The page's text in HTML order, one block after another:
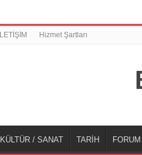
İLETİŞİM Hizmet Şartları
KÜLTÜR / SANAT TARİH FORUM